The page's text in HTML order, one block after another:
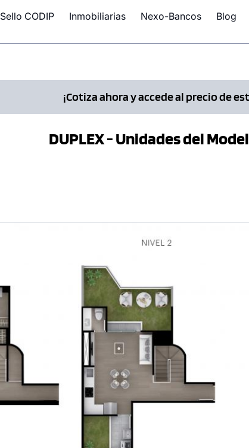
Sello CODIP Inmobiliarias Nexo-Bancos Blog
¡Cotiza ahora y accede al precio de
DUPLEX - Unidades del